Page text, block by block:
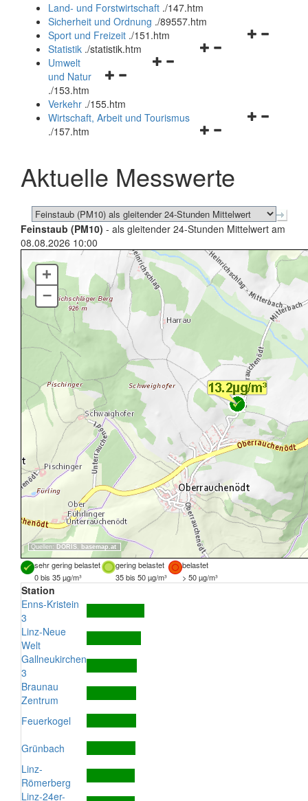
und
schließen
Land- und Forstwirtschaft ./147.htm
Sicherheit und Ordnung ./89557.htm
Navigationsmenü
Sport und Freizeit ./151.htm
Navigationsmenü
Statistik ./statistik.htm
Navigationsmenü
und
schließen
Umwelt
und Natur
./153.htm
Verkehr ./155.htm
Navigationsmenü
schließen
Wirtschaft, Arbeit und Tourismus
./157.htm
Aktuelle Messwerte
Feinstaub (PM10) - als gleitender 24-Stunden Mittelwert am
08.08.2026 10:00
Quellen: DORIS, basemap.at
+
–
sehr gering belastet gering belastet
belastet
0 bis 35 µg/m³
35 bis 50 µg/m³ > 50 µg/m³
Station
Enns-Kristein
3
Linz-Neue
Welt
Gallneukirchen
3
Braunau
Zentrum
Feuerkogel
Grünbach
Linz-
Römerberg
Linz-24er-